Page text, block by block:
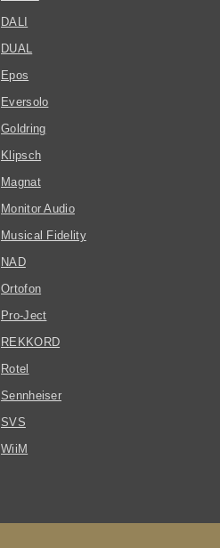
DALI
DUAL
Epos
Eversolo
Goldring
Klipsch
Magnat
Monitor Audio
Musical Fidelity
NAD
Ortofon
Pro-Ject
REKKORD
Rotel
Sennheiser
SVS
WiiM